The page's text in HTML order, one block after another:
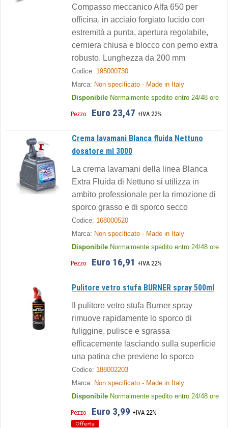
Compasso meccanico Alfa 650 per
officina, in acciaio forgiato lucido con
estremità a punta, apertura regolabile,
cerniera chiusa e blocco con perno extra
robusto. Lunghezza da 200 mm
Codice: 195000730
Marca: Non specificato - Made in Italy
Disponibile Normalmente spedito entro 24/48 ore
Pezzo Euro 23,47 +IVA 22%
Crema lavamani Blanca fluida Nettuno
dosatore ml 3000
La crema lavamani della linea Blanca
Extra Fluida di Nettuno si utilizza in
ambito professionale per la rimozione di
sporco grasso e di sporco secco
Codice: 168000520
Marca: Non specificato - Made in Italy
Disponibile Normalmente spedito entro 24/48 ore
Pezzo Euro 16,91 +IVA 22%
Pulitore vetro stufa BURNER spray 500ml
Il pulitore vetro stufa Burner spray
rimuove rapidamente lo sporco di
fuliggine, pulisce e sgrassa
efficacemente lasciando sulla superficie
una patina che previene lo sporco
Codice: 188002203
Marca: Non specificato - Made in Italy
Disponibile Normalmente spedito entro 24/48 ore
Pezzo Euro 3,99 +IVA 22%